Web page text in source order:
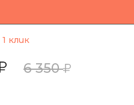
клик
6 350